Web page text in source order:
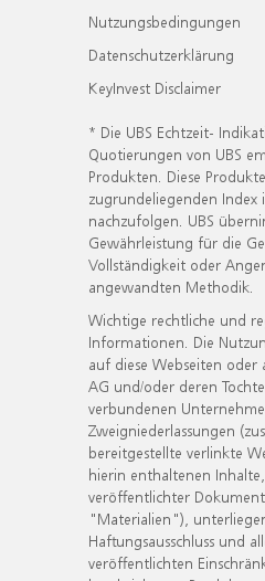
Nutzungsbedingungen
Datenschutzerklärung
KeyInvest Disclaimer
* Die UBS Echtzeit-
Quotierungen von UBS
Produkten. Diese
zugrundeliegenden Index
nachzufolgen. UBS
Gewährleistung für die
Vollständigkeit oder
angewandten Methodik.
Wichtige rechtliche und
Informationen. Die
auf diese Webseiten oder
AG und/oder deren
verbundenen
Zweigniederlassungen
bereitgestellte verlinkte
hierin enthaltenen
veröffentlichter
"Materialien"),
Haftungsausschluss und
veröffentlichten